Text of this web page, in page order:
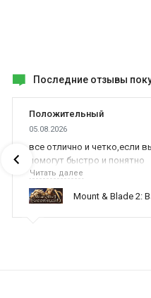
Последние отзывы
Положительный
05.08.2026
все отлично и четко,если
помогут быстро и понятно
Читать далее
Mount & Blade 2: